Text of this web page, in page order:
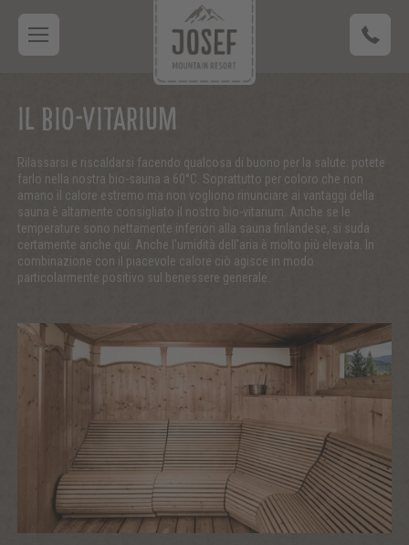
IL BIO-VITARIUM
Rilassarsi e riscaldarsi facendo qualcosa di buono per la salute: potete
farlo nella nostra bio-sauna a 60°C. Soprattutto per coloro che non
amano il calore estremo ma non vogliono rinunciare ai vantaggi della
sauna è altamente consigliato il nostro bio-vitarium. Anche se le
temperature sono nettamente inferiori alla sauna finlandese, si suda
certamente anche qui. Anche l'umidità dell'aria è molto più elevata. In
combinazione con il piacevole calore ciò agisce in modo
particolarmente positivo sul benessere generale.